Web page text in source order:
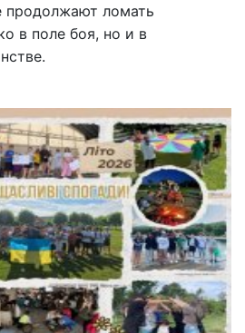
продолжают ломать
в поле боя, но и в